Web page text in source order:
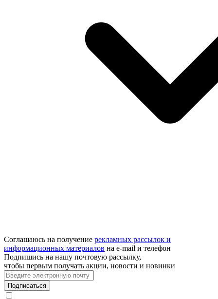
Соглашаюсь на получение рекламных рассылок и
информационных материалов на e‑mail и телефон
Подпишись на нашу почтовую рассылку,
чтобы первым получать акции, новости и новинки
Подписаться